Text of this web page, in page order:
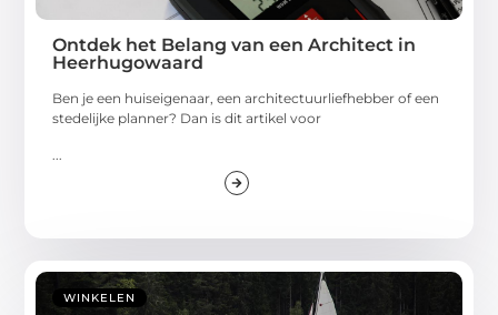
Ontdek het Belang van een Architect in
Heerhugowaard
Ben je een huiseigenaar, een architectuurliefhebber of een
stedelijke planner? Dan is dit artikel voor
WINKELEN